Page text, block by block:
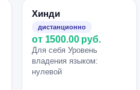
Хинди
дистанционно
от 1500.00 руб.
Для себя Уровень
владения языком:
нулевой